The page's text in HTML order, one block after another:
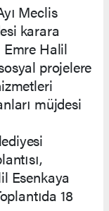
Meclis
karara
Emre Halil
projelere
müjdesi
Esenkaya
18